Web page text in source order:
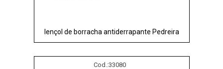
lençol de borracha antiderrapante Pedreira
Cod.:33080